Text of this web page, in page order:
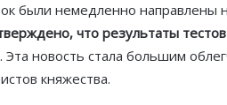
были немедленно направлены
что результаты
. Эта новость стала большим
княжества.